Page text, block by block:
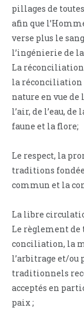
pillages de
afin que
verse plus le
l’ingénierie de
La
la réconciliation
nature en vue
l’air, de l’eau, de
faune et la flore;
Le respect, la
traditions
commun et la
La libre
Le règlement de
conciliation, la
l’arbitrage et/ou
traditionnels
acceptés en
paix ;